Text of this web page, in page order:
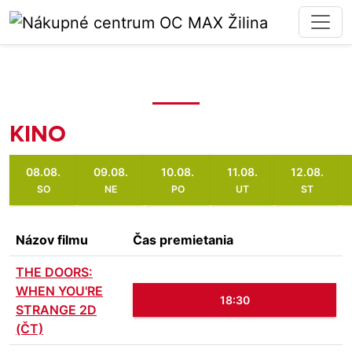
KINO
08.08.
SO
09.08.
NE
10.08.
PO
11.08.
UT
12.08.
ST
Názov filmu Čas premietania
THE DOORS:
WHEN YOU'RE
STRANGE 2D
(ČT)
18:30